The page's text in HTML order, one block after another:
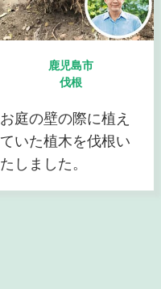
鹿児島市
伐根
お庭の壁の際に植え
ていた植木を伐根い
たしました。